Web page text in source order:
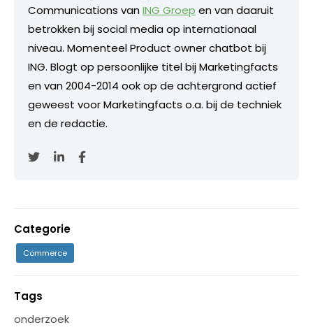
Communications vanING Groep en van daaruit
betrokken bij social media op internationaal
niveau. Momenteel Product owner chatbot bij
ING. Blogt op persoonlijke titel bij Marketingfacts
en van 2004-2014 ook op de achtergrond actief
geweest voor Marketingfacts o.a. bij de techniek
en de redactie.
Categorie
Commerce
Tags
onderzoek